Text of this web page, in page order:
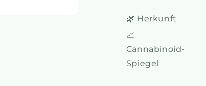
🌿 Herkunft
📈
Cannabinoid-
Spiegel